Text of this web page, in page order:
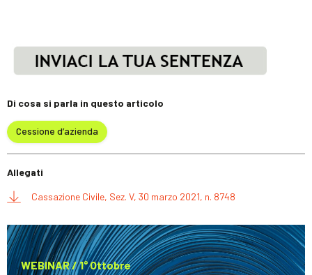
Di cosa si parla in questo articolo
Cessione d’azienda
Allegati
Cassazione Civile, Sez. V, 30 marzo 2021, n. 8748
WEBINAR / 1° Ottobre